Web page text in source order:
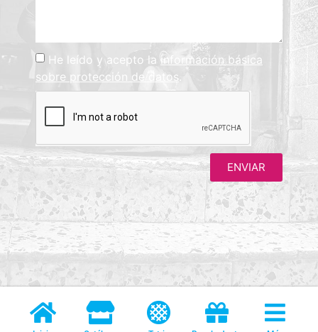
He leído y acepto lainformación básica
sobre protección de datos.
ENVIAR